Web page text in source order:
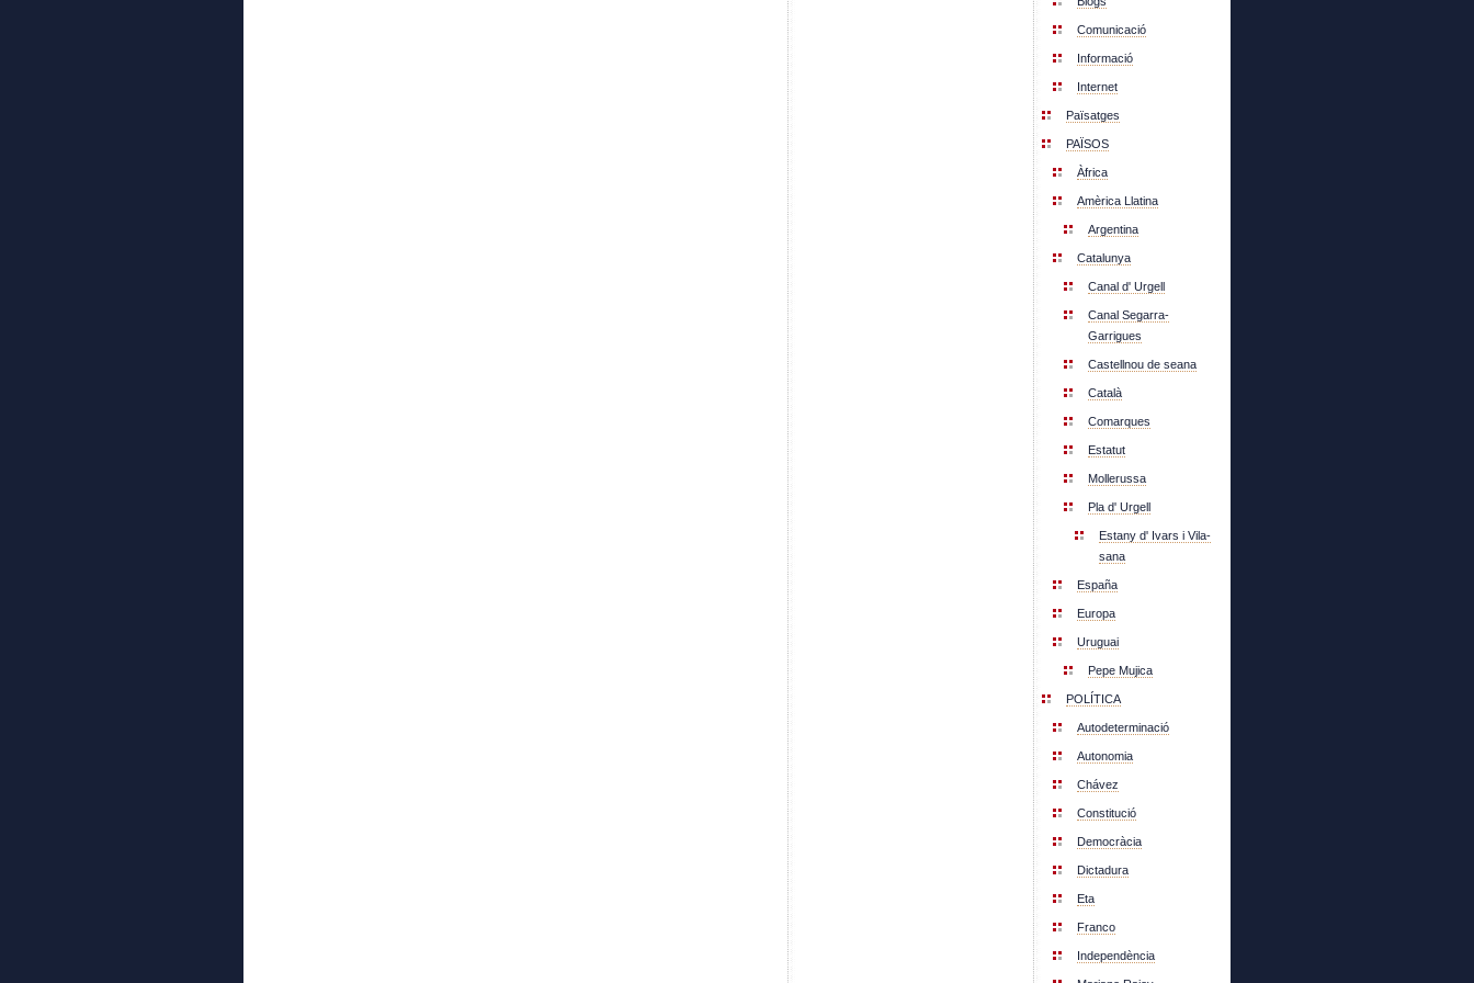
Comunicació
Informació
Internet
Païsatges
PAÏSOS
Àfrica
Amèrica Llatina
Argentina
Catalunya
Canal d' Urgell
Canal Segarra-
Garrigues
Castellnou de seana
Català
Comarques
Estatut
Mollerussa
Pla d' Urgell
Estany d' Ivars i Vila-
sana
España
Europa
Uruguai
Pepe Mujica
POLÍTICA
Autodeterminació
Autonomia
Chávez
Constitució
Democràcia
Dictadura
Eta
Franco
Independència